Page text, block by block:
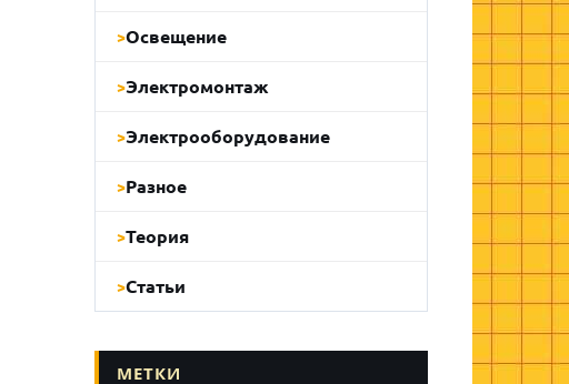
Освещение
Электромонтаж
Электрооборудование
Разное
Теория
Статьи
МЕТКИ